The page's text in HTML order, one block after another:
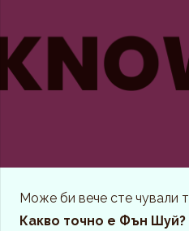
Може би вече сте чували
Какво точно е Фън Шуй?